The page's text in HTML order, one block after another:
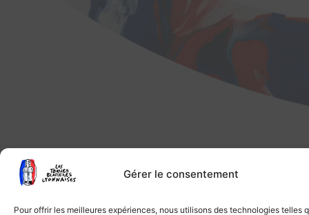
Gérer le consentement
Pour offrir les meilleures expériences, nous utilisons des technologies telles